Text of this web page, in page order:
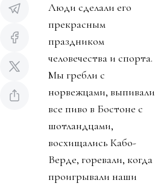
Люди сделали его
прекрасным
праздником
человечества и спорта.
Мы гребли с
норвежцами, выпивали
все пиво в Бостоне с
шотландцами,
восхищались Кабо-
Верде, горевали, когда
проигрывали наши